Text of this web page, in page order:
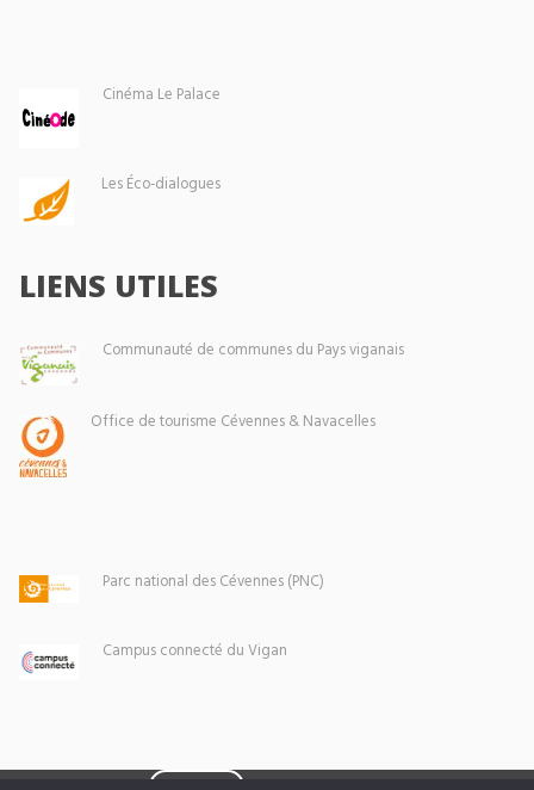
Cinéma Le Palace
Les Éco-dialogues
LIENS UTILES
Communauté de communes du Pays viganais
Office de tourisme Cévennes & Navacelles
Parc national des Cévennes (PNC)
Campus connecté du Vigan